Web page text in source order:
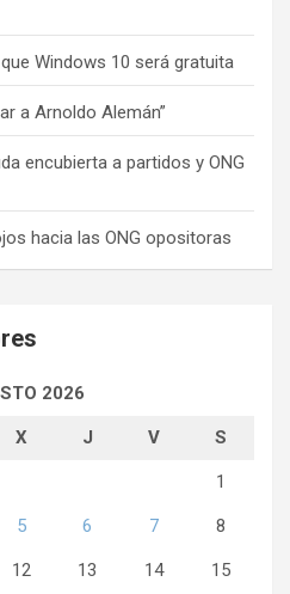
Windows 10 será gratuita
a Arnoldo Alemán”
encubierta a partidos y ONG
hacia las ONG opositoras
2026
X J V S
1
5 6 7 8
12 13 14 15